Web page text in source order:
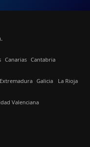
Canarias Cantabria
Extremadura Galicia La Rioja
Valenciana